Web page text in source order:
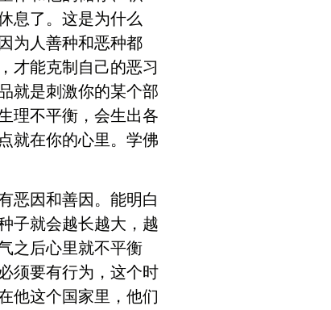
息了。这是为什么
为人善种和恶种都
才能克制自己的恶习
就是刺激你的某个部
理不平衡，会生出各
就在你的心里。学佛
恶因和善因。能明白
子就会越长越大，越
之后心里就不平衡
须要有行为，这个时
他这个国家里，他们